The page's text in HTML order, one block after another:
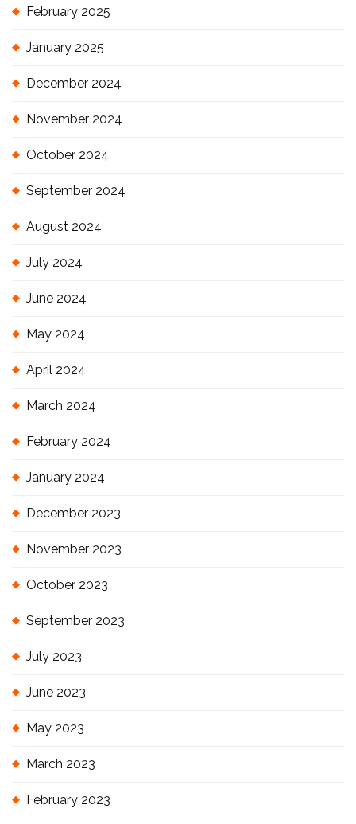
February 2025
January 2025
December 2024
November 2024
October 2024
September 2024
August 2024
July 2024
June 2024
May 2024
April 2024
March 2024
February 2024
January 2024
December 2023
November 2023
October 2023
September 2023
July 2023
June 2023
May 2023
March 2023
February 2023